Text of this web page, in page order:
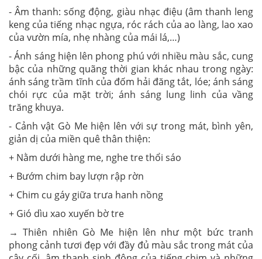
- Âm thanh: sống động, giàu nhạc điệu (âm thanh leng
keng của tiếng nhạc ngựa, róc rách của ao làng, lao xao
của vườn mía, nhẹ nhàng của mái lá,…)
- Ánh sáng hiện lên phong phú với nhiều màu sắc, cung
bậc của những quãng thời gian khác nhau trong ngày:
ánh sáng trầm tĩnh của đốm hải đăng tắt, lóe; ánh sáng
chói rực của mặt trời; ánh sáng lung linh của vầng
trăng khuya.
- Cảnh vật Gò Me hiện lên với sự trong mát, bình yên,
giản dị của miền quê thân thiện:
+ Nằm dưới hàng me, nghe tre thổi sáo
+ Bướm chim bay lượn rập rờn
+ Chim cu gáy giữa trưa hanh nồng
+ Gió dìu xao xuyến bờ tre
→ Thiên nhiên Gò Me hiện lên như một bức tranh
phong cảnh tươi đẹp với đầy đủ màu sắc trong mát của